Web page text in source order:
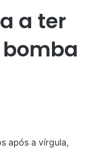
a ter
após a vírgula,